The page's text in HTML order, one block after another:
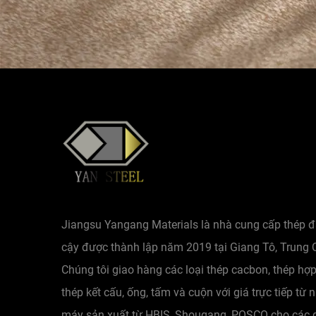
Jiangsu Yangang Materials là nhà cung cấp thép
cậy được thành lập năm 2019 tại Giang Tô, Trung
Chúng tôi giao hàng các loại thép cacbon, thép
thép kết cấu, ống, tấm và cuộn với giá trực tiếp từ